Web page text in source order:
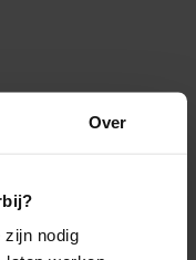
Over
zijn nodig